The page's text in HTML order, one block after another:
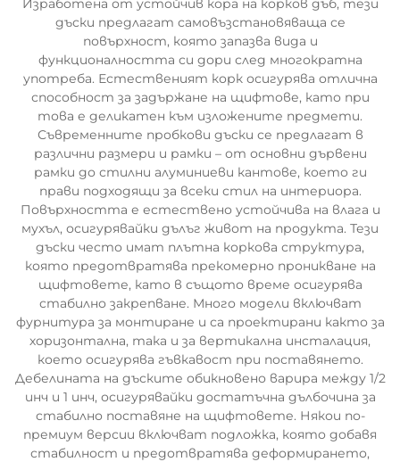
Изработена от устойчив кора на корков дъб, тези
дъски предлагат самовъзстановяваща се
повърхност, която запазва вида и
функционалността си дори след многократна
употреба. Естественият корк осигурява отлична
способност за задържане на щифтове, като при
това е деликатен към изложените предмети.
Съвременните пробкови дъски се предлагат в
различни размери и рамки – от основни дървени
рамки до стилни алуминиеви кантове, което ги
прави подходящи за всеки стил на интериора.
Повърхността е естествено устойчива на влага и
мухъл, осигурявайки дълъг живот на продукта. Тези
дъски често имат плътна коркова структура,
която предотвратява прекомерно проникване на
щифтовете, като в същото време осигурява
стабилно закрепване. Много модели включват
фурнитура за монтиране и са проектирани както за
хоризонтална, така и за вертикална инсталация,
което осигурява гъвкавост при поставянето.
Дебелината на дъските обикновено варира между 1/2
инч и 1 инч, осигурявайки достатъчна дълбочина за
стабилно поставяне на щифтовете. Някои по-
премиум версии включват подложка, която добавя
стабилност и предотвратява деформирането,